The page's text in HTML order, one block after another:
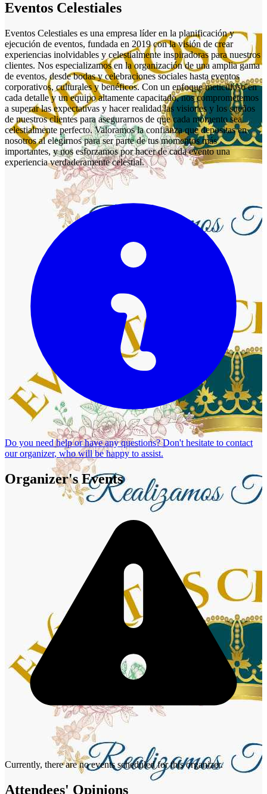
Eventos Celestiales
Eventos Celestiales es una empresa líder en la planificación y
ejecución de eventos, fundada en 2019 con la visión de crear
experiencias inolvidables y celestialmente inspiradoras para nuestros
clientes. Nos especializamos en la organización de una amplia gama
de eventos, desde bodas y celebraciones sociales hasta eventos
corporativos, culturales y benéficos. Con un enfoque meticuloso en
cada detalle y un equipo altamente capacitado, nos comprometemos
a superar las expectativas y hacer realidad las visiones y los sueños
de nuestros clientes para asegurarnos de que cada momento sea
celestialmente perfecto. Valoramos la confianza que depositas en
nosotros al elegirnos para ser parte de tus momentos más
importantes, y nos esforzamos por hacer de cada evento una
experiencia verdaderamente celestial.
Do you need help or have any questions? Don't hesitate to contact
our organizer, who will be happy to assist.
Organizer's Events
Currently, there are no events scheduled for this organizer.
Attendees' Opinions